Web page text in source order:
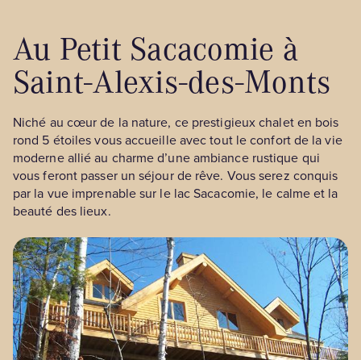
Au Petit Sacacomie à
Saint-Alexis-des-Monts
Niché au cœur de la nature, ce prestigieux chalet en bois
rond 5 étoiles vous accueille avec tout le confort de la vie
moderne allié au charme d’une ambiance rustique qui
vous feront passer un séjour de rêve. Vous serez conquis
par la vue imprenable sur le lac Sacacomie, le calme et la
beauté des lieux.